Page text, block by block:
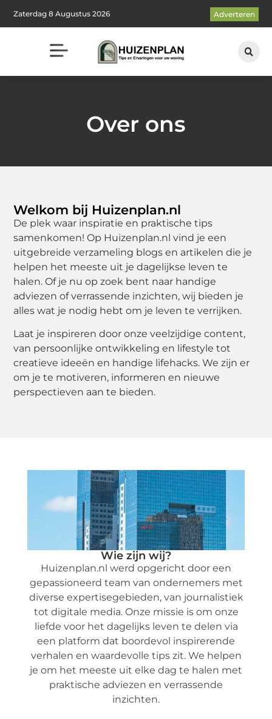
Zaterdag 8 Augustus 2026 Adverteren
Over ons
Welkom bij Huizenplan.nl
De plek waar inspiratie en praktische tips
samenkomen! Op Huizenplan.nl vind je een
uitgebreide verzameling blogs en artikelen die je
helpen het meeste uit je dagelijkse leven te
halen. Of je nu op zoek bent naar handige
adviezen of verrassende inzichten, wij bieden je
alles wat je nodig hebt om je leven te verrijken.
Laat je inspireren door onze veelzijdige content,
van persoonlijke ontwikkeling en lifestyle tot
creatieve ideeën en handige lifehacks. We zijn er
om je te motiveren, informeren en nieuwe
perspectieven aan te bieden.
Wie zijn wij?
Huizenplan.nl werd opgericht door een
gepassioneerd team van ondernemers met
diverse expertisegebieden, van journalistiek
tot digitale media. Onze missie is om onze
liefde voor het dagelijks leven te delen via
een platform dat boordevol inspirerende
verhalen en waardevolle tips zit. We helpen
je om het meeste uit elke dag te halen met
praktische adviezen en verrassende
inzichten.